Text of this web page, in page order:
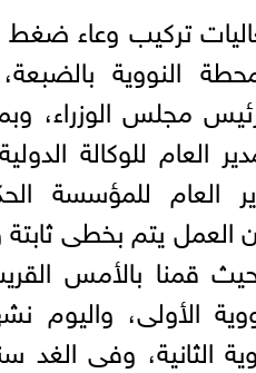
تركيب وعاء ضغط
النووية
مجلس الوزراء،
العام للوكالة
العام للمؤسسة
العمل يتم بخطى ثابتة
قمنا بالأمس
الأولى، واليوم
الثانية، وفى الغد